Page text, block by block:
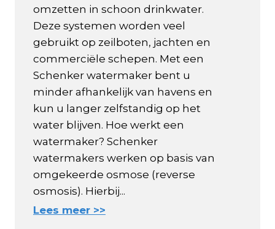
omzetten in schoon drinkwater.
Deze systemen worden veel
gebruikt op zeilboten, jachten en
commerciële schepen. Met een
Schenker watermaker bent u
minder afhankelijk van havens en
kun u langer zelfstandig op het
water blijven. Hoe werkt een
watermaker? Schenker
watermakers werken op basis van
omgekeerde osmose (reverse
osmosis). Hierbij...
Lees meer >>